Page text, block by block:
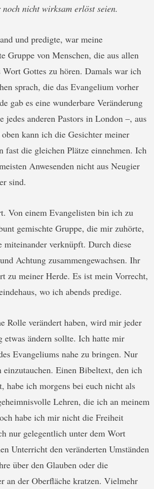
nicht wirksam erlöst seien.
und predigte, war meine
Gruppe von Menschen, die aus allen
Gottes zu hören. Damals war ich
sprach, die das Evangelium vorher
gab es eine wunderbare Veränderung
jedes anderen Pastors in London –, aus
kann ich die Gesichter meiner
fast die gleichen Plätze einnehmen. Ich
Anwesenden nicht aus Neugier
sind.
Von einem Evangelisten bin ich zu
gemischte Gruppe, die mir zuhörte,
verknüpft. Durch diese
Achtung zusammengewachsen. Ihr
zu meiner Herde. Es ist mein Vorrecht,
wo ich abends predige.
Rolle verändert haben, wird mir jeder
etwas ändern sollte. Ich hatte mir
Evangeliums nahe zu bringen. Nur
Einen Bibeltext, den ich
habe ich morgens bei euch nicht als
Lehren, die ich an meinem
habe ich mir nicht die Freiheit
nur gelegentlich unter dem Wort
Unterricht den veränderten Umständen
über den Glauben oder die
an der Oberfläche kratzen. Vielmehr